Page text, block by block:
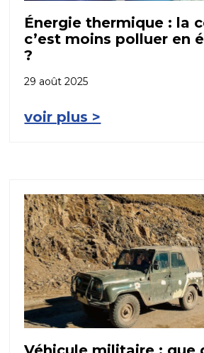
Énergie thermique : la
c’est moins polluer en
?
29 août 2025
voir plus >